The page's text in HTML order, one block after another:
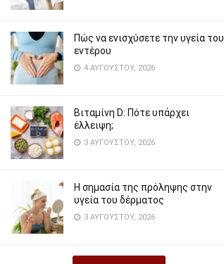
Πώς να ενισχύσετε την υγεία του
εντέρου
4 ΑΥΓΟΎΣΤΟΥ, 2026
Βιταμίνη D: Πότε υπάρχει
έλλειψη;
3 ΑΥΓΟΎΣΤΟΥ, 2026
Η σημασία της πρόληψης στην
υγεία του δέρματος
3 ΑΥΓΟΎΣΤΟΥ, 2026